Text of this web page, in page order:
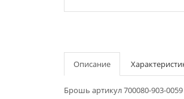
Описание
Брошь артикул 700080-903-